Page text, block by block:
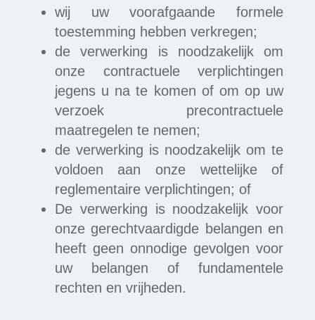
wij uw voorafgaande formele
toestemming hebben verkregen;
de verwerking is noodzakelijk om
onze contractuele verplichtingen
jegens u na te komen of om op uw
verzoek precontractuele
maatregelen te nemen;
de verwerking is noodzakelijk om te
voldoen aan onze wettelijke of
reglementaire verplichtingen; of
De verwerking is noodzakelijk voor
onze gerechtvaardigde belangen en
heeft geen onnodige gevolgen voor
uw belangen of fundamentele
rechten en vrijheden.